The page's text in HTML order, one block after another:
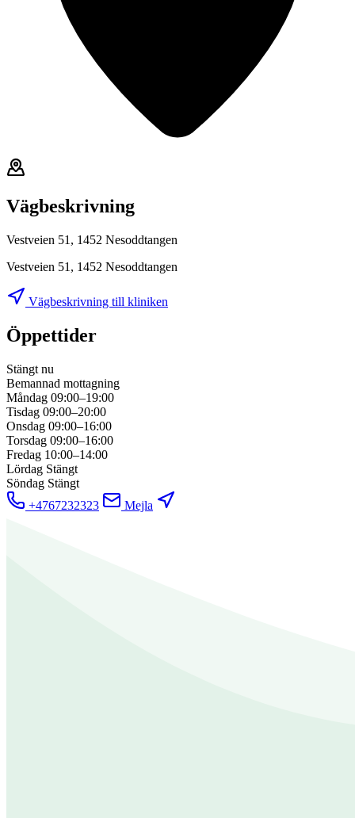
Vägbeskrivning
Vestveien 51, 1452 Nesoddtangen
Vestveien 51, 1452 Nesoddtangen
Vägbeskrivning till kliniken
Öppettider
Stängt nu
Bemannad mottagning
Måndag 09:00–19:00
Tisdag 09:00–20:00
Onsdag 09:00–16:00
Torsdag 09:00–16:00
Fredag 10:00–14:00
Lördag Stängt
Söndag Stängt
+4767232323
Mejla